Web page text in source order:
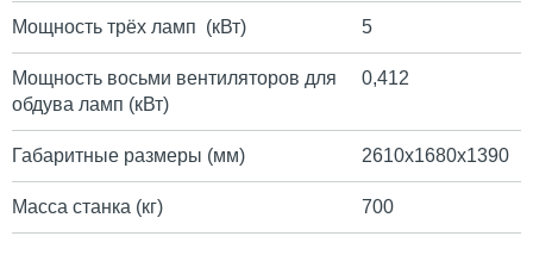
Мощность трёх ламп (кВт) 5
Мощность восьми вентиляторов для
обдува ламп (кВт)
0,412
Габаритные размеры (мм) 2610х1680х1390
Масса станка (кг) 700